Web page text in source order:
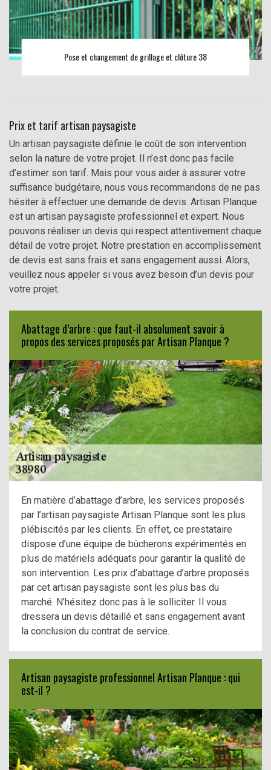
Pose et changement de grillage et clôture 38
Prix et tarif artisan paysagiste
Un artisan paysagiste définie le coût de son intervention
selon la nature de votre projet. Il n’est donc pas facile
d’estimer son tarif. Mais pour vous aider à assurer votre
suffisance budgétaire, nous vous recommandons de ne pas
hésiter à effectuer une demande de devis. Artisan Planque
est un artisan paysagiste professionnel et expert. Nous
pouvons réaliser un devis qui respect attentivement chaque
détail de votre projet. Notre prestation en accomplissement
de devis est sans frais et sans engagement aussi. Alors,
veuillez nous appeler si vous avez besoin d’un devis pour
votre projet.
Abattage d’arbre : que faut-il absolument savoir à
propos des services proposés par Artisan Planque ?
En matière d’abattage d’arbre, les services proposés
par l’artisan paysagiste Artisan Planque sont les plus
plébiscités par les clients. En effet, ce prestataire
dispose d’une équipe de bûcherons expérimentés en
plus de matériels adéquats pour garantir la qualité de
son intervention. Les prix d’abattage d’arbre proposés
par cet artisan paysagiste sont les plus bas du
marché. N’hésitez donc pas à le solliciter. Il vous
dressera un devis détaillé et sans engagement avant
la conclusion du contrat de service.
Artisan paysagiste professionnel Artisan Planque : qui
est-il ?